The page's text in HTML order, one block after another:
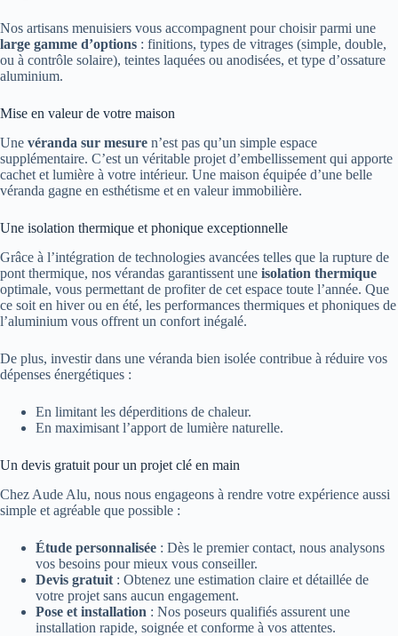
Nos artisans menuisiers vous accompagnent pour choisir parmi une
large gamme d’options : finitions, types de vitrages (simple, double,
ou à contrôle solaire), teintes laquées ou anodisées, et type d’ossature
aluminium.
Mise en valeur de votre maison
Une véranda sur mesure n’est pas qu’un simple espace
supplémentaire. C’est un véritable projet d’embellissement qui apporte
cachet et lumière à votre intérieur. Une maison équipée d’une belle
véranda gagne en esthétisme et en valeur immobilière.
Une isolation thermique et phonique exceptionnelle
Grâce à l’intégration de technologies avancées telles que la rupture de
pont thermique, nos vérandas garantissent une isolation thermique
optimale, vous permettant de profiter de cet espace toute l’année. Que
ce soit en hiver ou en été, les performances thermiques et phoniques de
l’aluminium vous offrent un confort inégalé.
De plus, investir dans une véranda bien isolée contribue à réduire vos
dépenses énergétiques :
En limitant les déperditions de chaleur.
En maximisant l’apport de lumière naturelle.
Un devis gratuit pour un projet clé en main
Chez Aude Alu, nous nous engageons à rendre votre expérience aussi
simple et agréable que possible :
Étude personnalisée : Dès le premier contact, nous analysons
vos besoins pour mieux vous conseiller.
Devis gratuit : Obtenez une estimation claire et détaillée de
votre projet sans aucun engagement.
Pose et installation : Nos poseurs qualifiés assurent une
installation rapide, soignée et conforme à vos attentes.